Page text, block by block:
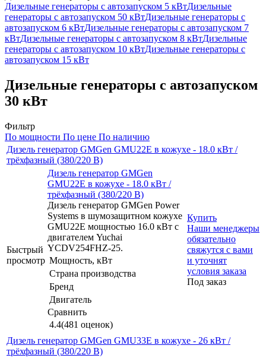
Дизельные генераторы с автозапуском 5 кВтДизельные
генераторы с автозапуском 50 кВтДизельные генераторы с
автозапуском 6 кВтДизельные генераторы с автозапуском 7
кВтДизельные генераторы с автозапуском 8 кВтДизельные
генераторы с автозапуском 10 кВтДизельные генераторы с
автозапуском 15 кВт
Дизельные генераторы с автозапуском
30 кВт
Фильтр
По мощности По цене По наличию
Дизель генератор GMGen GMU22E в кожухе - 18.0 кВт /
трёхфазный (380/220 В)
Быстрый
просмотр
Дизель генератор GMGen
GMU22E в кожухе - 18.0 кВт /
трёхфазный (380/220 В)
Дизель генератор GMGen Power
Systems в шумозащитном кожухе
GMU22E мощностью 16.0 кВт с
двигателем Yuchai
YCDV254FHZ-25.
Мощность, кВт
Страна производства
Бренд
Двигатель
Сравнить
4.4(481 оценок)
Купить
Наши менеджеры
обязательно
свяжутся с вами
и уточнят
условия заказа
Под заказ
Дизель генератор GMGen GMU33E в кожухе - 26 кВт /
трёхфазный (380/220 В)